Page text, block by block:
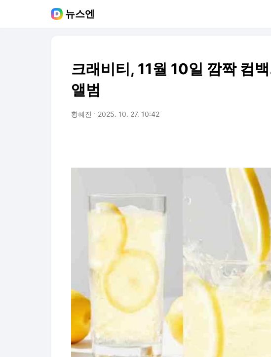
뉴스엔
크래비티, 11월 10일 깜짝 컴
앨범
황혜진 2025. 10. 27. 10:42